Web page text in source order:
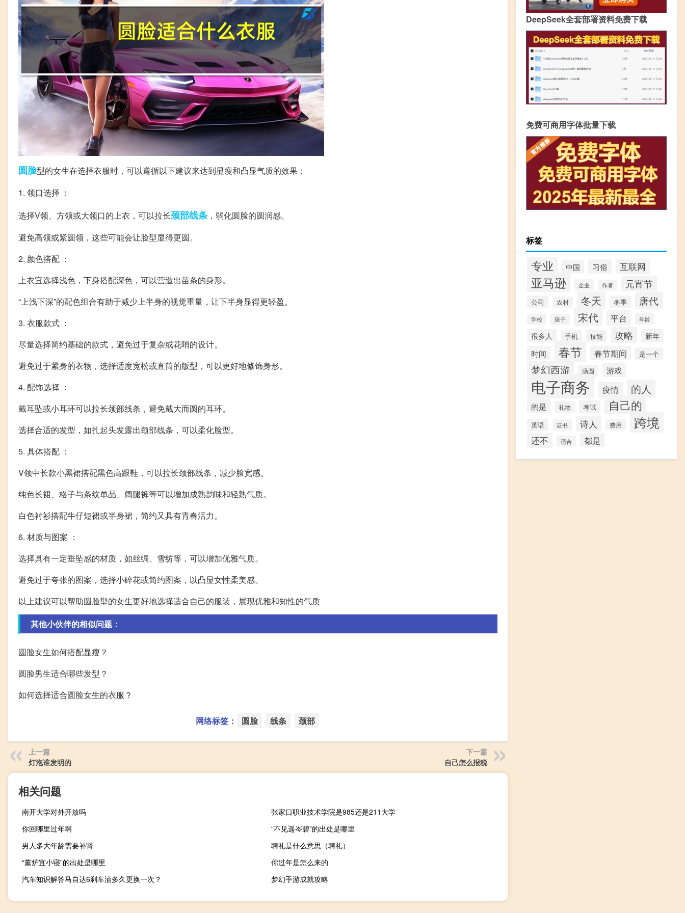
圆脸型的女生在选择衣服时，可以遵循以下建议来达到显瘦和凸显气质的效果：
1. 领口选择 ：
选择V领、方领或大领口的上衣，可以拉长颈部线条 ，弱化圆脸的圆润感。
避免高领或紧圆领，这些可能会让脸型显得更圆。
2. 颜色搭配 ：
上衣宜选择浅色，下身搭配深色，可以营造出苗条的身形。
“上浅下深”的配色组合有助于减少上半身的视觉重量，让下半身显得更轻盈。
3. 衣服款式 ：
尽量选择简约基础的款式，避免过于复杂或花哨的设计。
避免过于紧身的衣物，选择适度宽松或直筒的版型，可以更好地修饰身形。
4. 配饰选择 ：
戴耳坠或小耳环可以拉长颈部线条，避免戴大而圆的耳环。
选择合适的发型，如扎起头发露出颈部线条，可以柔化脸型。
5. 具体搭配 ：
V领中长款小黑裙搭配黑色高跟鞋，可以拉长颈部线条，减少脸宽感。
纯色长裙、格子与条纹单品、阔腿裤等可以增加成熟韵味和轻熟气质。
白色衬衫搭配牛仔短裙或半身裙，简约又具有青春活力。
6. 材质与图案 ：
选择具有一定垂坠感的材质，如丝绸、雪纺等，可以增加优雅气质。
避免过于夸张的图案，选择小碎花或简约图案，以凸显女性柔美感。
以上建议可以帮助圆脸型的女生更好地选择适合自己的服装，展现优雅和知性的气质
其他小伙伴的相似问题：
圆脸女生如何搭配显瘦？
圆脸男生适合哪些发型？
如何选择适合圆脸女生的衣服？
网络标签： 圆脸 线条 颈部
上一篇
灯泡谁发明的
下一篇
自己怎么报税
相关问题
南开大学对外开放吗
张家口职业技术学院是985还是211大学
你回哪里过年啊
“不见遥岑碧”的出处是哪里
男人多大年龄需要补肾
聘礼是什么意思（聘礼）
“薰炉宜小寝”的出处是哪里
你过年是怎么来的
汽车知识解答马自达6刹车油多久更换一次？
梦幻手游成就攻略
DeepSeek全套部署资料免费下载
免费可商用字体批量下载
标签
专业 中国 习俗 互联网
亚马逊 企业 作者 元宵节
公司 农村 冬天 冬季 唐代
学校 孩子 宋代 平台 年龄
很多人 手机 技能 攻略 新年
时间 春节 春节期间 是一个
梦幻西游 汤圆 游戏
电子商务 疫情 的人
的是 礼物 考试 自己的
英语 证书 诗人 费用 跨境
还不 适合 都是